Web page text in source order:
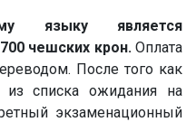
языку является
чешских крон.Оплата
После того как
из списка ожидания на
экзаменационный